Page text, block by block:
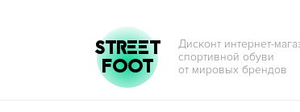
Перейти к навигации
Перейти к содержимому
STREET
FOOT
Дисконт интернет-
спортивной обуви
от мировых брендов